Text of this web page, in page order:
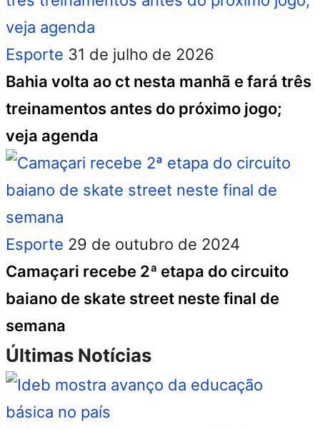
Esporte 31 de julho de 2026
Bahia volta ao ct nesta manhã e fará três
treinamentos antes do próximo jogo;
veja agenda
Esporte 29 de outubro de 2024
Camaçari recebe 2ª etapa do circuito
baiano de skate street neste final de
semana
Últimas Notícias